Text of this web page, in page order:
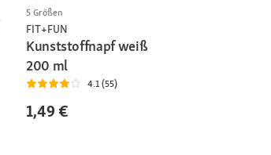
5 Größen
FIT+FUN
Kunststoffnapf weiß
200 ml
4.1 (55)
1,49 €